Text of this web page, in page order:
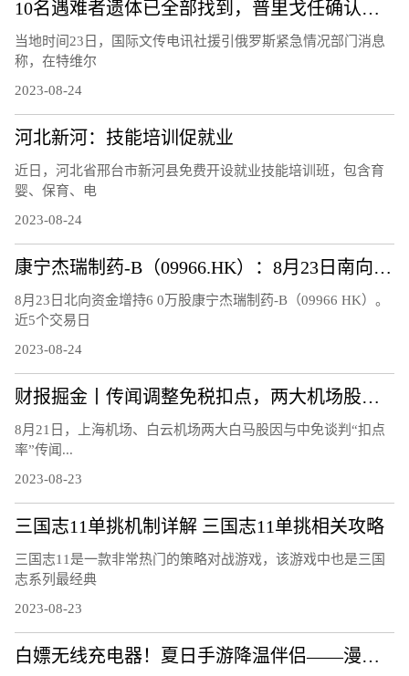
10名遇难者遗体已全部找到，普里戈任确认遇难
当地时间23日，国际文传电讯社援引俄罗斯紧急情况部门消息
称，在特维尔
2023-08-24
河北新河：技能培训促就业
近日，河北省邢台市新河县免费开设就业技能培训班，包含育
婴、保育、电
2023-08-24
康宁杰瑞制药-B（09966.HK）：8月23日南向资金增持6万股
8月23日北向资金增持6 0万股康宁杰瑞制药-B（09966 HK）。
近5个交易日
2023-08-24
财报掘金丨传闻调整免税扣点，两大机场股连跌3日!首批航空股中报、7月航运数据均报喜，航空板块大周期何时兑现？
8月21日，上海机场、白云机场两大白马股因与中免谈判“扣点
率”传闻...
2023-08-23
三国志11单挑机制详解 三国志11单挑相关攻略
三国志11是一款非常热门的策略对战游戏，该游戏中也是三国
志系列最经典
2023-08-23
白嫖无线充电器！夏日手游降温伴侣——漫步者C4 Pro磁吸散热器